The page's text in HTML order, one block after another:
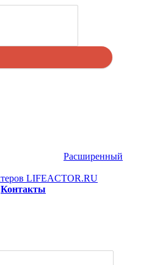
Расширенный
LIFEACTOR.RU
Контакты